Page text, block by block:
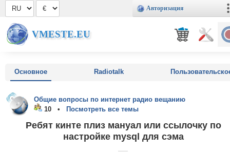
Авторизация
VMESTE.EU
Основное Radiotalk
Общие вопросы по интернет радио вещанию
10 •
Посмотреть все темы
Ребят кинте плиз мануал или ссылочку по
настройке mysql для сэма